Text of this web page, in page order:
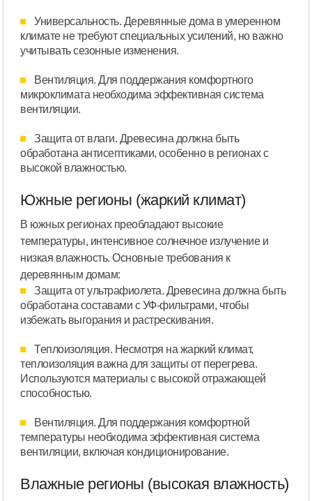
Универсальность. Деревянные дома в умеренном
климате не требуют специальных усилений, но важно
учитывать сезонные изменения.
Вентиляция. Для поддержания комфортного
микроклимата необходима эффективная система
вентиляции.
Защита от влаги. Древесина должна быть
обработана антисептиками, особенно в регионах с
высокой влажностью.
Южные регионы (жаркий климат)
В южных регионах преобладают высокие
температуры, интенсивное солнечное излучение и
низкая влажность. Основные требования к
деревянным домам:
Защита от ультрафиолета. Древесина должна быть
обработана составами с УФ-фильтрами, чтобы
избежать выгорания и растрескивания.
Теплоизоляция. Несмотря на жаркий климат,
теплоизоляция важна для защиты от перегрева.
Используются материалы с высокой отражающей
способностью.
Вентиляция. Для поддержания комфортной
температуры необходима эффективная система
вентиляции, включая кондиционирование.
Влажные регионы (высокая влажность)